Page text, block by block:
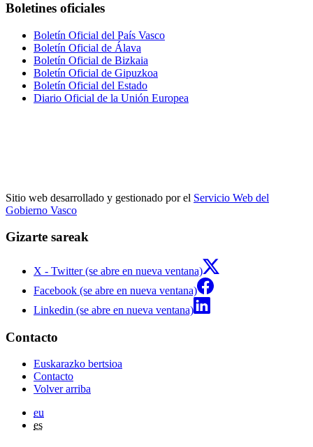
Boletines oficiales
Boletín Oficial del País Vasco
Boletín Oficial de Álava
Boletín Oficial de Bizkaia
Boletín Oficial de Gipuzkoa
Boletín Oficial del Estado
Diario Oficial de la Unión Europea
Sitio web desarrollado y gestionado por el Servicio Web del
Gobierno Vasco
Gizarte sareak
X - Twitter (se abre en nueva ventana)
Facebook (se abre en nueva ventana)
Linkedin (se abre en nueva ventana)
Contacto
Euskarazko bertsioa
Contacto
Volver arriba
eu
es